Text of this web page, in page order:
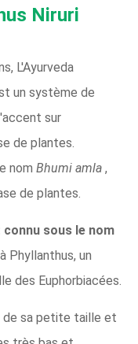
Niruri
L'Ayurveda
un système de
sur
de plantes.
nom Bhumi amla ,
de plantes.
sous le nom
Phyllanthus, un
des Euphorbiacées.
de sa petite taille et